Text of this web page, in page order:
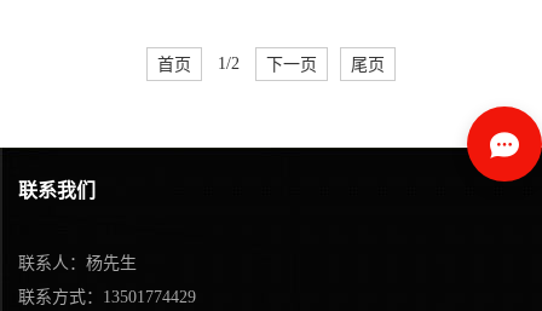
首页 1/2 下一页 尾页
联系我们
联系人：杨先生
联系方式：13501774429